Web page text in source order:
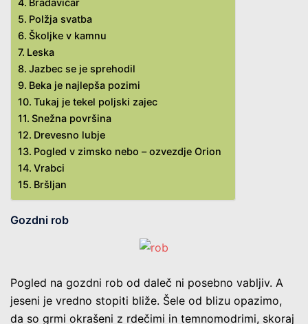
Polžja svatba
Školjke v kamnu
Leska
Jazbec se je sprehodil
Beka je najlepša pozimi
Tukaj je tekel poljski zajec
Snežna površina
Drevesno lubje
Pogled v zimsko nebo – ozvezdje Orion
Vrabci
Bršljan
Gozdni rob
Pogled na gozdni rob od daleč ni posebno vabljiv. A
jeseni je vredno stopiti bliže. Šele od blizu opazimo,
da so grmi okrašeni z rdečimi in temnomodrimi, skoraj